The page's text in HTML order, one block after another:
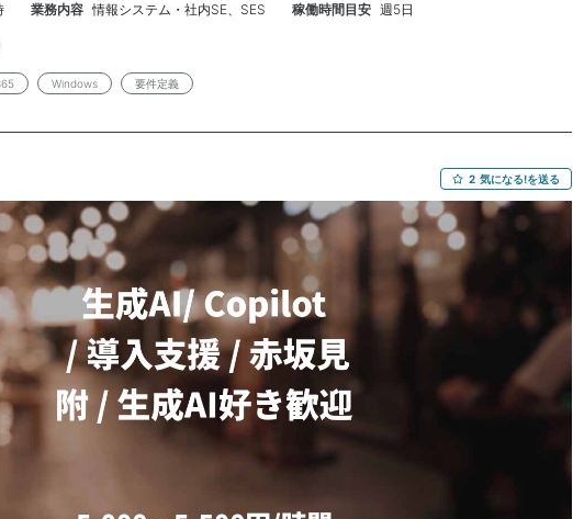
のサービス知識全般（※参画後キャッチアップ可） ・関連ITスキル （ファイル
認証／プロビジョニング含む）） ・代表的なSaaS知識 （M365／GWS／
顧客／営業／ベンダー対応） ・状況に応じた柔軟な対応力 ・ニーズのヒアリン
年8月～長期 ■場 所：春日 基本リモート ■予 算：〜80万 スキル見合
業務内容 情報システム・社内SE、SES 稼働時間目安 週5日
Windows 要件定義
2 気になる!を送る